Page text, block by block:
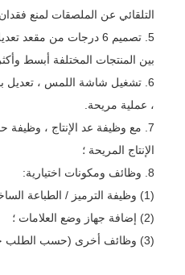
التلقائي عن الملصقات لمنع
5. تصميم 6 درجات من مقعد
بين المنتجات المختلفة أبسط
6. تشغيل شاشة اللمس ، تعديل
، عملية مريحة.
7. مع وظيفة عد الإنتاج ، وظيفة
الإنتاج المريحة ؛
8. وظائف ومكونات اختيارية:
(1) وظيفة الترميز / الطباعة الساخنة ؛
(2) إضافة جهاز وضع العلامات ؛
(3) وظائف أخرى (حسب الطلب حسب متطلبات العميل).